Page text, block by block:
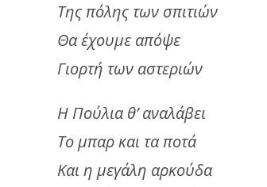
Της πόλης των σπιτιών
Θα έχουμε απόψε
Γιορτή των αστεριών
Η Πούλια θ’ αναλάβει
Το μπαρ και τα ποτά
Και η μεγάλη αρκούδα